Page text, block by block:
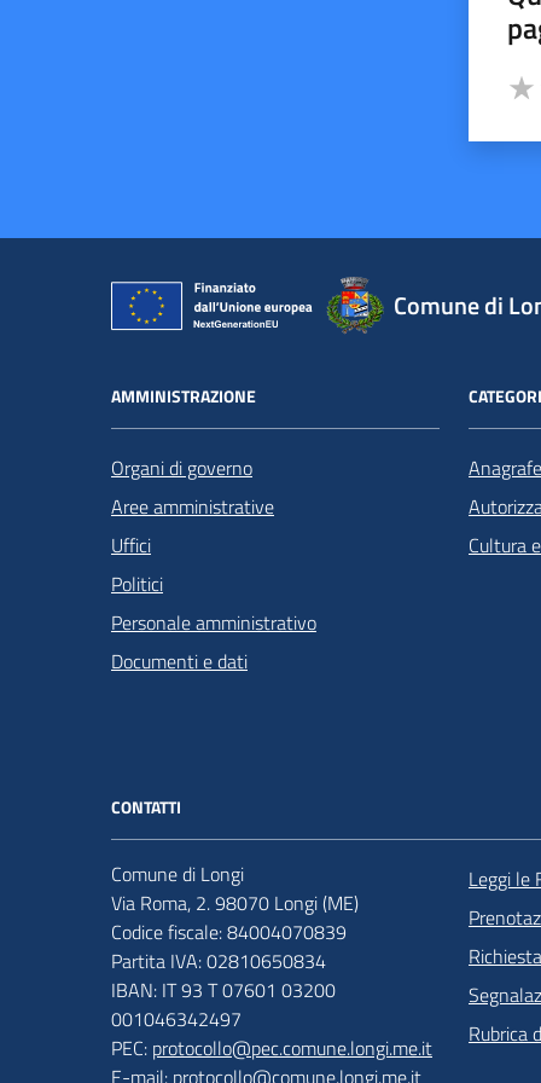
Comune di
AMMINISTRAZIONE
Organi di governo
Aree amministrative
Uffici
Politici
Personale amministrativo
Documenti e dati
Cultura
CONTATTI
Comune di Longi
Via Roma, 2. 98070 Longi (ME)
Codice fiscale: 84004070839
Partita IVA: 02810650834
IBAN: IT 93 T 07601 03200
001046342497
PEC: protocollo@pec.comune.longi.me.it
E-mail: protocollo@comune.longi.me.it
Leggi le
Rubrica